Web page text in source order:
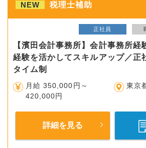
NEW 税理士補助
正社員
【濱田会計事務所】会計事務所経
経験を活かしてスキルアップ／正
タイム制
月給 350,000円～
420,000円
東京
詳細を見る